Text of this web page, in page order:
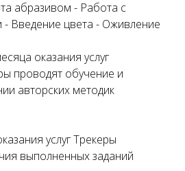
абразивом - Работа с
- Введение цвета - Оживление
оказания услуг
проводят обучение и
авторских методик
услуг Трекеры
выполненных заданий